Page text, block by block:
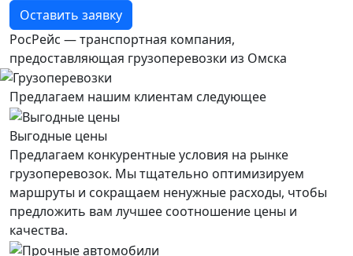
Оставить заявку
РосРейс — транспортная компания,
предоставляющая грузоперевозки из Омска
Предлагаем нашим клиентам следующее
Выгодные цены
Предлагаем конкурентные условия на рынке
грузоперевозок. Мы тщательно оптимизируем
маршруты и сокращаем ненужные расходы, чтобы
предложить вам лучшее соотношение цены и
качества.